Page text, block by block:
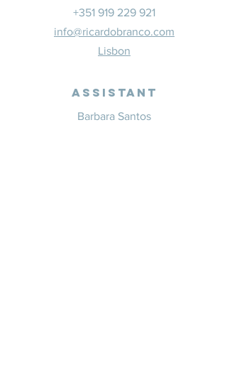
+351 919 229 921
info@ricardobranco.com
Lisbon
Assistant
Barbara Santos